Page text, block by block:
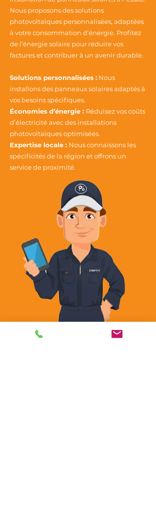
Nous proposons des solutions
photovoltaïques personnalisées, adaptées
à votre consommation d’énergie. Profitez
de l’énergie solaire pour réduire vos
factures et contribuer à un avenir durable.
Solutions personnalisées : Nous
installons des panneaux solaires adaptés à
vos besoins spécifiques.
Économies d’énergie : Réduisez vos coûts
d’électricité avec des installations
photovoltaïques optimisées.
Expertise locale : Nous connaissons les
spécificités de la région et offrons un
service de proximité.